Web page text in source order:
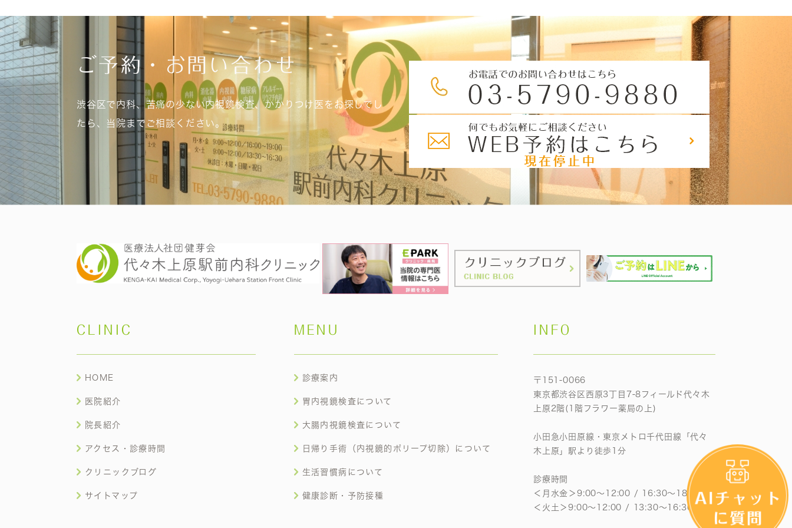
ご予約・お問い合わせ
渋谷区で内科、苦痛の少ない内視鏡検査、かかりつけ医をお探しでし
たら、当院までご相談ください。
CLINIC
HOME
医院紹介
院長紹介
アクセス・診療時間
クリニックブログ
サイトマップ
MENU
診療案内
胃内視鏡検査について
大腸内視鏡検査について
日帰り手術（内視鏡的ポリープ切除）について
生活習慣病について
健康診断・予防接種
INFO
〒151-0066
東京都渋谷区西原3丁目7-8フィールド代々木
上原2階(1階フラワー薬局の上)
小田急小田原線・東京メトロ千代田線「代々
木上原」駅より徒歩1分
診療時間
＜月水金＞9:00〜12:00 / 16:30〜18:30
＜火土＞9:00〜12:00 / 13:30〜16:30